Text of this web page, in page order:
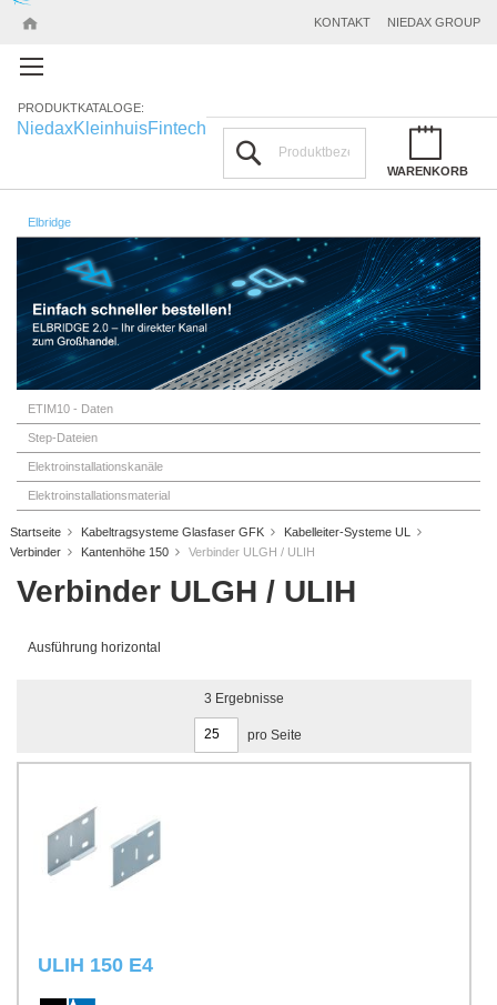
NIEDAX GROUP
KONTAKT
PRODUKTKATALOGE:
NiedaxKleinhuisFintech
WARENKORB
Elbridge
ETIM10 - Daten
Step-Dateien
Elektroinstallationskanäle
Elektroinstallationsmaterial
Startseite Kabeltragsysteme Glasfaser GFK
Kabelleiter-Systeme UL
Verbinder
Kantenhöhe 150 Verbinder ULGH / ULIH
Verbinder ULGH / ULIH
Ausführung horizontal
3 Ergebnisse
pro Seite
ULIH 150 E4